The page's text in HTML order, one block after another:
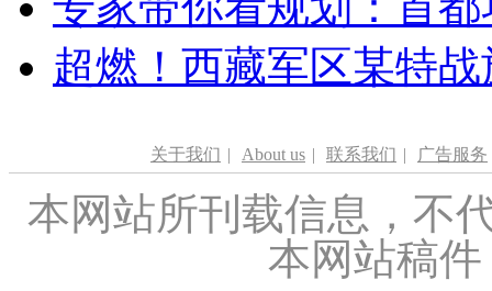
超燃！西藏军区某特
关于我们 | About us | 联系我们 | 广告服务
本网站所刊载信息，不
本网站稿